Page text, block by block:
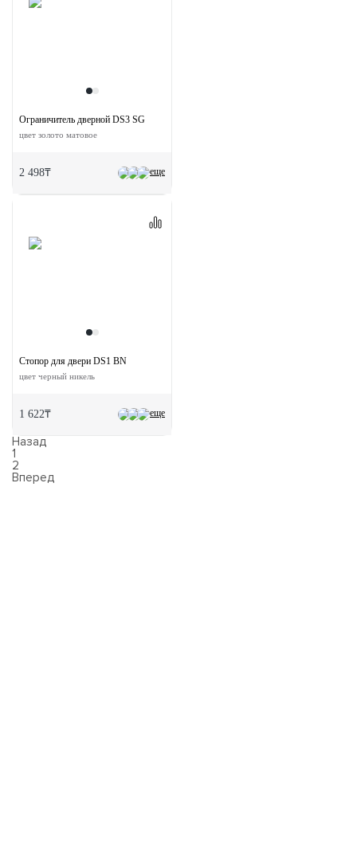
еще
Ограничитель дверной DS3 SG
цвет золото матовое
2 498₸
еще
Стопор для двери DS1 BN
цвет черный никель
1 622₸
Назад
1
2
Вперед